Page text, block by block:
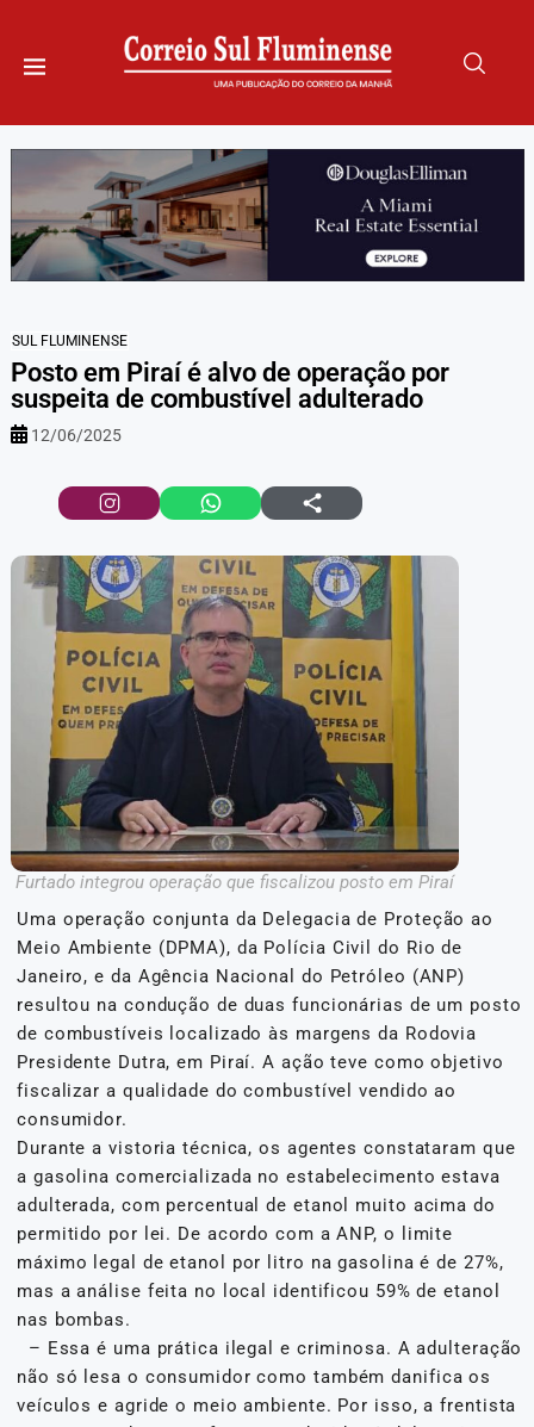
SUL FLUMINENSE
Posto em Piraí é alvo de operação por
suspeita de combustível adulterado
12/06/2025
Furtado integrou operação que fiscalizou posto em Piraí
Uma operação conjunta da Delegacia de Proteção ao
Meio Ambiente (DPMA), da Polícia Civil do Rio de
Janeiro, e da Agência Nacional do Petróleo (ANP)
resultou na condução de duas funcionárias de um posto
de combustíveis localizado às margens da Rodovia
Presidente Dutra, em Piraí. A ação teve como objetivo
fiscalizar a qualidade do combustível vendido ao
consumidor.
Durante a vistoria técnica, os agentes constataram que
a gasolina comercializada no estabelecimento estava
adulterada, com percentual de etanol muito acima do
permitido por lei. De acordo com a ANP, o limite
máximo legal de etanol por litro na gasolina é de 27%,
mas a análise feita no local identificou 59% de etanol
nas bombas.
– Essa é uma prática ilegal e criminosa. A adulteração
não só lesa o consumidor como também danifica os
veículos e agride o meio ambiente. Por isso, a frentista